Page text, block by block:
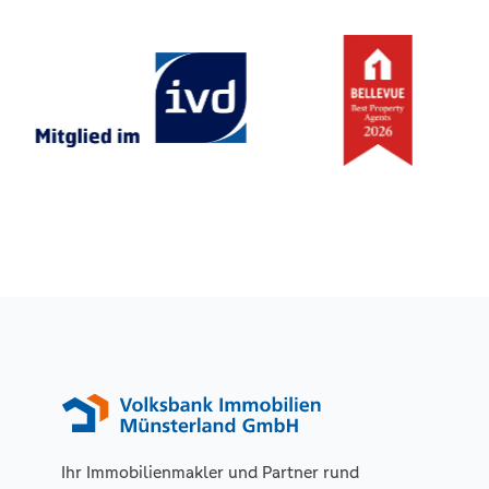
Ihr Immobilienmakler und Partner rund